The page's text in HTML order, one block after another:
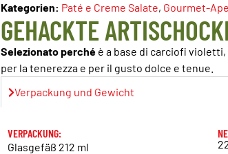
Kategorien: Paté e Creme Salate, Gourmet-
GEHACKTE
Selezionato perché è a base di carciofi
per la tenerezza e per il gusto dolce e tenue.
Verpackung und Gewicht
VERPACKUNG:
Glasgefäß 212 ml